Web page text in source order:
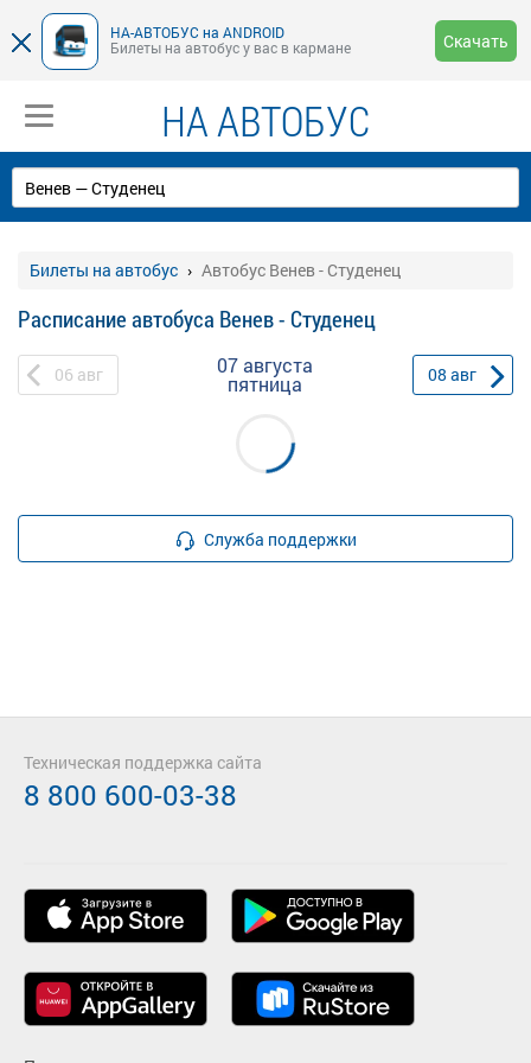
НА-АВТОБУС на ANDROID
Билеты на автобус у вас в кармане
Скачать
НА АВТОБУС
Билеты на автобус Автобус Венев - Студенец
Расписание автобуса Венев - Студенец
06 авг 07 августа
пятница 08 авг
Служба поддержки
Техническая поддержка сайта
8 800 600-03-38